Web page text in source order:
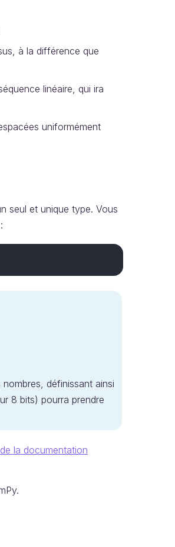
à la différence que
linéaire, qui ira
uniformément
seul et unique type. Vous
:
définissant ainsi
8 bits) pourra prendre
la documentation